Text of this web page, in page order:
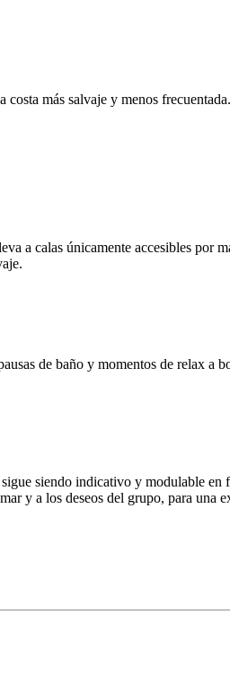
más salvaje y menos
a calas únicamente accesibles por
de baño y momentos de relax a
siendo indicativo y modulable en
y a los deseos del grupo, para una